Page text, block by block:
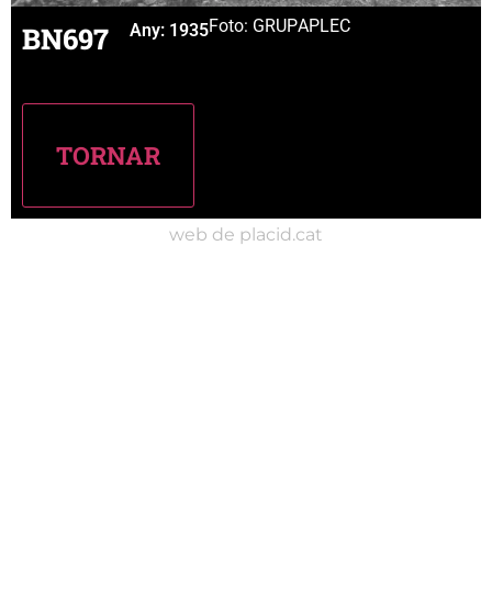
BN697 Any: 1935Foto: GRUPAPLEC
web de placid.cat